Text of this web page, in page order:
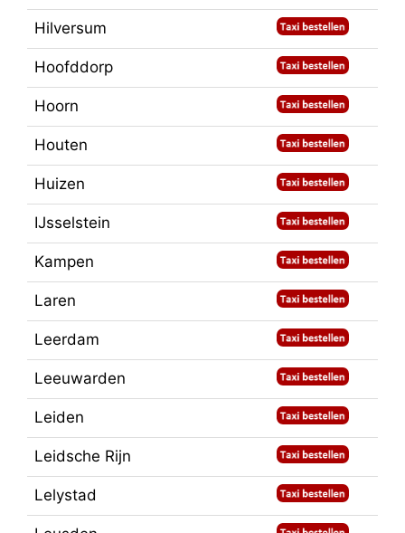
Hilversum
Hoofddorp
Hoorn
Houten
Huizen
IJsselstein
Kampen
Laren
Leerdam
Leeuwarden
Leiden
Leidsche Rijn
Lelystad